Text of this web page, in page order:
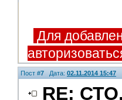
Для
Пост #7 Дата: 02.11.2014 15:47
RE: